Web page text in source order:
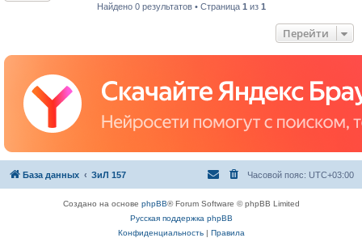
Найдено 0 результатов • Страница 1 из 1
Перейти
База данных ЗиЛ 157 Часовой пояс: UTC+03:00
Создано на основе phpBB® Forum Software © phpBB Limited
Русская поддержка phpBB
Конфиденциальность| Правила